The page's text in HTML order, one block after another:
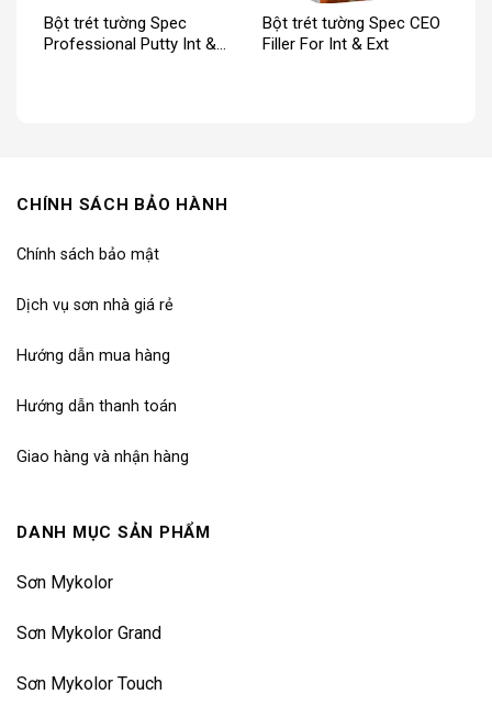
Bột trét tường Spec
Professional Putty Int &
Bột trét tường Spec CEO
Filler For Int & Ext
CHÍNH SÁCH BẢO HÀNH
Chính sách bảo mật
Dịch vụ sơn nhà giá rẻ
Hướng dẫn mua hàng
Hướng dẫn thanh toán
Giao hàng và nhận hàng
DANH MỤC SẢN PHẨM
Sơn Mykolor
Sơn Mykolor Grand
Sơn Mykolor Touch